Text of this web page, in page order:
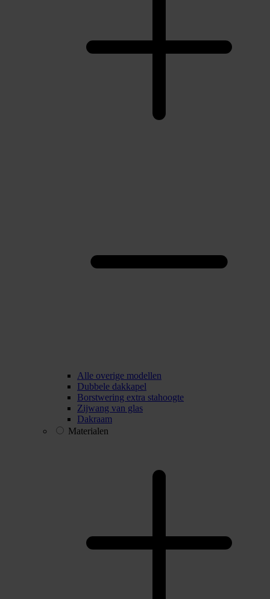
Alle overige modellen
Dubbele dakkapel
Borstwering extra stahoogte
Zijwang van glas
Dakraam
Materialen